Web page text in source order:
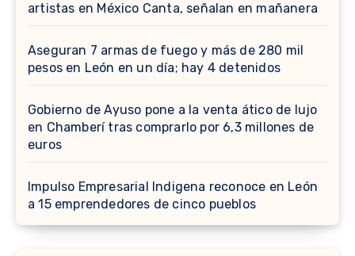
artistas en México Canta, señalan en mañanera
Aseguran 7 armas de fuego y más de 280 mil
pesos en León en un día; hay 4 detenidos
Gobierno de Ayuso pone a la venta ático de lujo
en Chamberí tras comprarlo por 6,3 millones de
euros
Impulso Empresarial Indigena reconoce en León
a 15 emprendedores de cinco pueblos